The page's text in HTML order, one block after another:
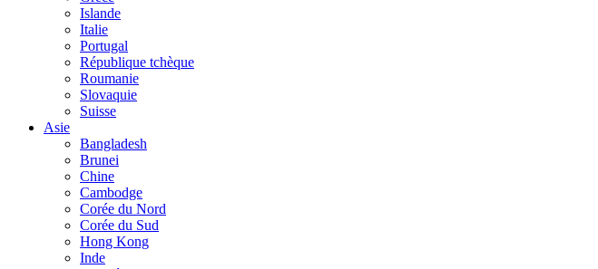
Islande
Italie
Portugal
République tchèque
Roumanie
Slovaquie
Suisse
Asie
Bangladesh
Brunei
Chine
Cambodge
Corée du Nord
Corée du Sud
Hong Kong
Inde